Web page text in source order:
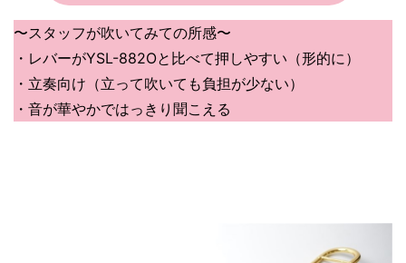
〜スタッフが吹いてみての所感〜
・レバーがYSL-882Oと比べて押しやすい（形的に）
・立奏向け（立って吹いても負担が少ない）
・音が華やかではっきり聞こえる